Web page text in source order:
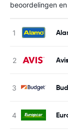
beoordelingen
Avis